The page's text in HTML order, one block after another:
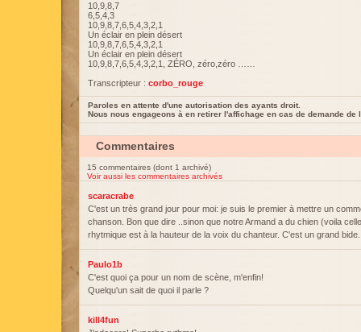
10,9,8,7
6,5,4,3
10,9,8,7,6,5,4,3,2,1
Un éclair en plein désert
10,9,8,7,6,5,4,3,2,1
Un éclair en plein désert
10,9,8,7,6,5,4,3,2,1, ZÉRO, zéro,zéro ……
Transcripteur : corbo_rouge
Paroles en attente d'une autorisation des ayants droit.
Nous nous engageons à en retirer l'affichage en cas de demande de
Commentaires
15 commentaires (dont 1 archivé)
Voir aussi les commentaires archivés
scaracrabe
C'est un très grand jour pour moi: je suis le premier à mettre un
chanson. Bon que dire ..sinon que notre Armand a du chien (voila
rhytmique est à la hauteur de la voix du chanteur. C'est un grand
Paulo1b
C'est quoi ça pour un nom de scène, m'enfin!
Quelqu'un sait de quoi il parle ?
kill4fun